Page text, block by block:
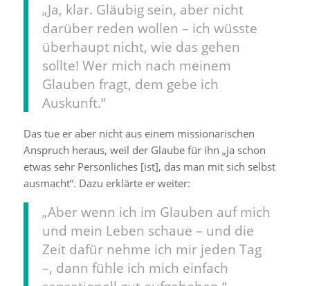
„Ja, klar. Gläubig sein, aber nicht
darüber reden wollen – ich wüsste
überhaupt nicht, wie das gehen
sollte! Wer mich nach meinem
Glauben fragt, dem gebe ich
Auskunft.“
Das tue er aber nicht aus einem missionarischen
Anspruch heraus, weil der Glaube für ihn „ja schon
etwas sehr Persönliches [ist], das man mit sich selbst
ausmacht“. Dazu erklärte er weiter:
„Aber wenn ich im Glauben auf mich
und mein Leben schaue – und die
Zeit dafür nehme ich mir jeden Tag
–, dann fühle ich mich einfach